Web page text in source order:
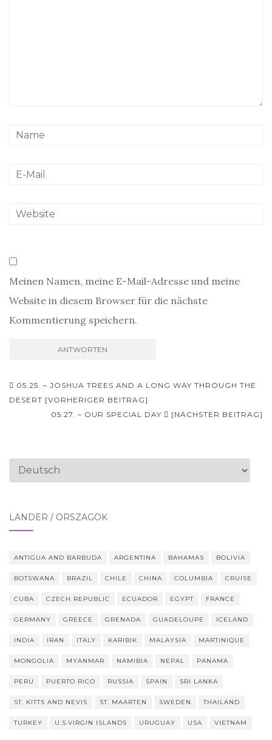
Meinen Namen, meine E-Mail-Adresse und meine
Website in diesem Browser für die nächste
Kommentierung speichern.
Beitrags-
Navigation
05.25. – JOSHUA TREES AND A LONG WAY THROUGH THE
DESERT [VORHERIGER BEITRAG]
05.27. – OUR SPECIAL DAY
[NÄCHSTER BEITRAG]
Sprache
LÄNDER / ORSZÁGOK
ANTIGUA AND BARBUDA ARGENTINA BAHAMAS BOLIVIA
BOTSWANA BRAZIL CHILE CHINA COLUMBIA CRUISE
CUBA CZECH REPUBLIC ECUADOR EGYPT FRANCE
GERMANY GREECE GRENADA GUADELOUPE ICELAND
INDIA IRAN ITALY KARIBIK MALAYSIA MARTINIQUE
MONGOLIA MYANMAR NAMIBIA NEPAL PANAMA
PERU PUERTO RICO RUSSIA SPAIN SRI LANKA
ST. KITTS AND NEVIS ST. MAARTEN SWEDEN THAILAND
TURKEY U.S.VIRGIN ISLANDS URUGUAY USA VIETNAM